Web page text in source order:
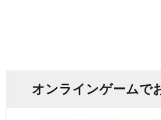
オンラインゲームで